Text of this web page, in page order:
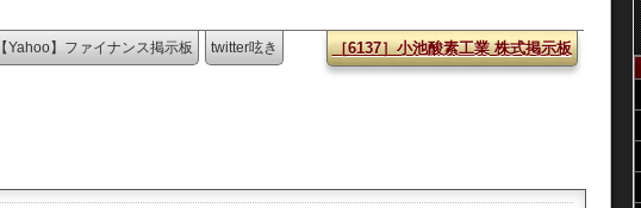
【Yahoo】ファイナンス掲示板 twitter呟き ［6137］小池酸素工業 株式掲示板